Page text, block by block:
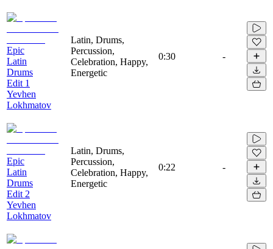
Epic
Latin
Drums
Edit 1
Yevhen
Lokhmatov
Latin, Drums,
Percussion,
Celebration, Happy,
Energetic
0:30 -
Epic
Latin
Drums
Edit 2
Yevhen
Lokhmatov
Latin, Drums,
Percussion,
Celebration, Happy,
Energetic
0:22 -